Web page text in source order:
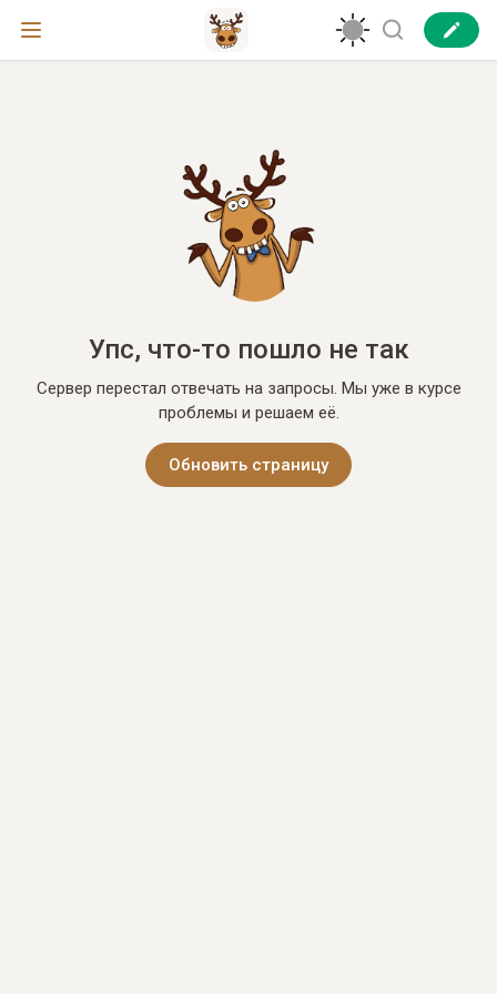
Упс, что-то пошло не так
Сервер перестал отвечать на запросы. Мы уже в курсе
проблемы и решаем её.
Обновить страницу